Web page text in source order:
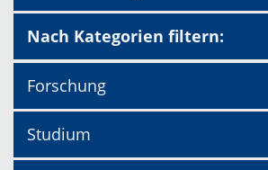
Nach Kategorien filtern:
Forschung
Studium